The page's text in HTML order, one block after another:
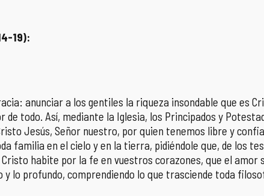
19):
anunciar a los gentiles la riqueza insondable que es
todo. Así, mediante la Iglesia, los Principados y
Jesús, Señor nuestro, por quien tenemos libre y
familia en el cielo y en la tierra, pidiéndole que, de los
habite por la fe en vuestros corazones, que el
lo profundo, comprendiendo lo que trasciende toda